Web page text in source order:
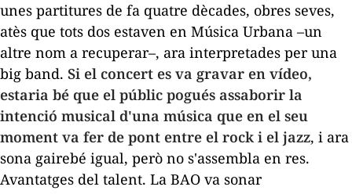
unes partitures de fa quatre dècades, obres seves,
atès que tots dos estaven en Música Urbana –un
altre nom a recuperar–, ara interpretades per una
big band. Si el concert es va gravar en vídeo,
estaria bé que el públic pogués assaborir la
intenció musical d'una música que en el seu
moment va fer de pont entre el rock i el jazz, i ara
sona gairebé igual, però no s'assembla en res.
Avantatges del talent. La BAO va sonar